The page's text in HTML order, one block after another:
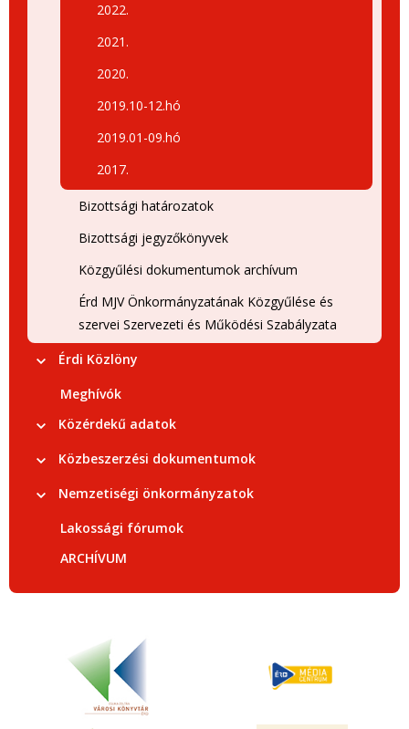
2022.
2021.
2020.
2019.10-12.hó
2019.01-09.hó
2017.
Bizottsági határozatok
Bizottsági jegyzőkönyvek
Közgyűlési dokumentumok archívum
Érd MJV Önkormányzatának Közgyűlése és
szervei Szervezeti és Működési Szabályzata
Érdi Közlöny
Meghívók
Közérdekű adatok
Közbeszerzési dokumentumok
Nemzetiségi önkormányzatok
Lakossági fórumok
ARCHÍVUM